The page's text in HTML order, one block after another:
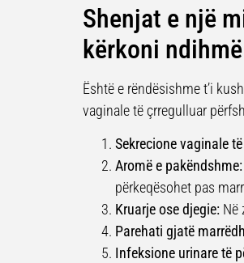
Shenjat e një
kërkoni ndihmë
Është e rëndësishme t’i
vaginale të çrregulluar
Sekrecione vaginale
Aromë e pakëndshme:
përkeqësohet pas
Kruarje ose djegie: Në
Parehati gjatë
Infeksione urinare të